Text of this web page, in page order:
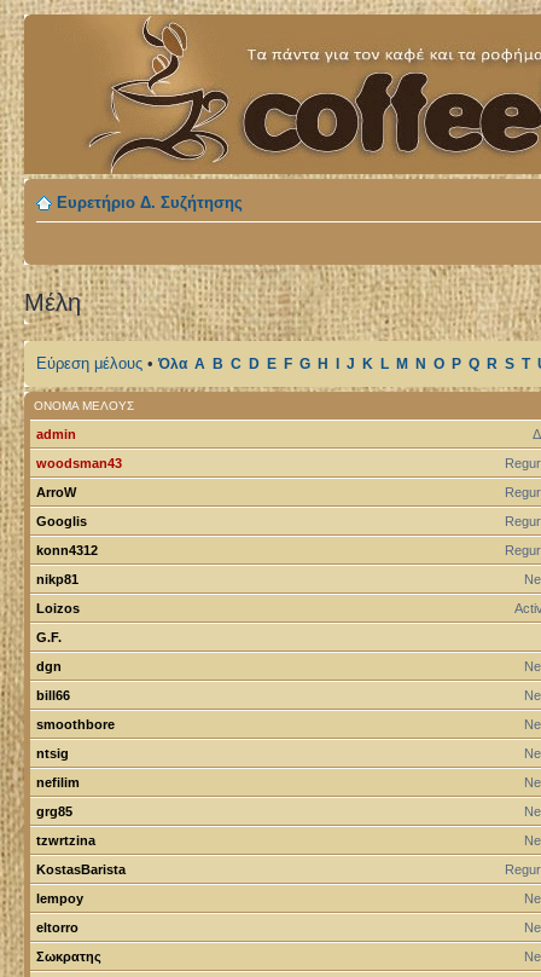
Ευρετήριο Δ. Συζήτησης
Μέλη
Εύρεση μέλους •Όλα A B C D E F G H J K L M N O P Q R S T
ΌΝΟΜΑ ΜΈΛΟΥΣ
admin
woodsman43
ArroW
Googlis
konn4312
nikp81
Loizos
G.F.
dgn
bill66
smoothbore
ntsig
nefilim
grg85
tzwrtzina
KostasBarista
lempoy
eltorro
Σωκρατης